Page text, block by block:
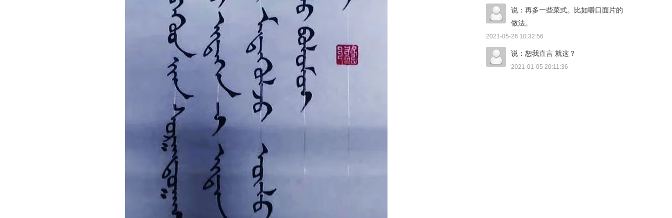
说：再多一些菜式。比如嚼口面片的
做法。
2021-05-26 10:32:56
说：恕我直言 就这？
2021-01-05 20:11:36